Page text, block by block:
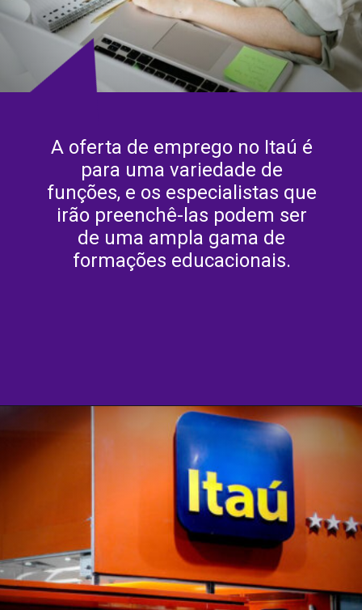
A oferta de emprego no Itaú é
para uma variedade de
funções, e os especialistas que
irão preenchê-las podem ser
de uma ampla gama de
formações educacionais.